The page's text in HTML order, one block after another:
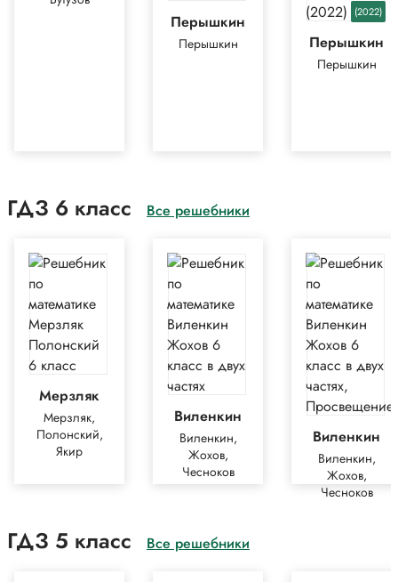
Перышкин
Перышкин
(2022)
Перышкин
Перышкин
ГДЗ 6 класс Все решебники
Мерзляк
Мерзляк,
Полонский,
Якир
Виленкин
Виленкин,
Жохов,
Чесноков
Виленкин
Виленкин,
Жохов,
Чесноков
ГДЗ 5 класс Все решебники